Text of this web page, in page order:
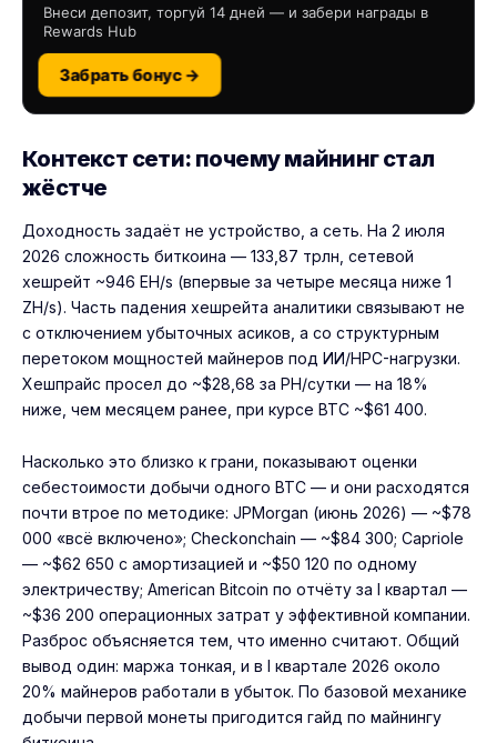
Внеси депозит, торгуй 14 дней — и забери награды в
Rewards Hub
Забрать бонус →
Контекст сети: почему майнинг стал
жёстче
Доходность задаёт не устройство, а сеть. На 2 июля
2026 сложность биткоина — 133,87 трлн, сетевой
хешрейт ~946 EH/s (впервые за четыре месяца ниже 1
ZH/s). Часть падения хешрейта аналитики связывают не
с отключением убыточных асиков, а со структурным
перетоком мощностей майнеров под ИИ/HPC-нагрузки.
Хешпрайс просел до ~$28,68 за PH/сутки — на 18%
ниже, чем месяцем ранее, при курсе BTC ~$61 400.
Насколько это близко к грани, показывают оценки
себестоимости добычи одного BTC — и они расходятся
почти втрое по методике: JPMorgan (июнь 2026) — ~$78
000 «всё включено»; Checkonchain — ~$84 300; Capriole
— ~$62 650 с амортизацией и ~$50 120 по одному
электричеству; American Bitcoin по отчёту за I квартал —
~$36 200 операционных затрат у эффективной компании.
Разброс объясняется тем, что именно считают. Общий
вывод один: маржа тонкая, и в I квартале 2026 около
20% майнеров работали в убыток. По базовой механике
добычи первой монеты пригодится гайд по майнингу